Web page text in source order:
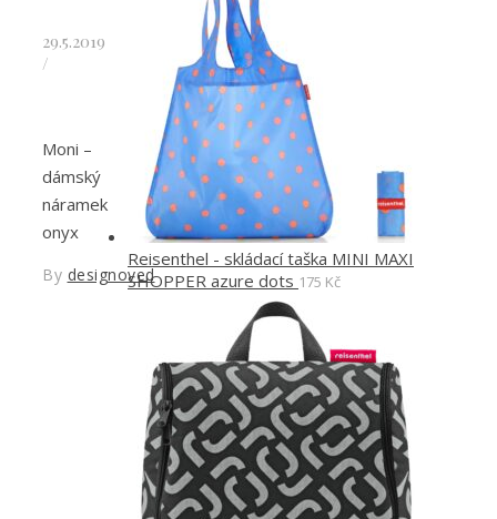
29.5.2019
/
Moni –
dámský
náramek
onyx
By designoved
Reisenthel - skládací taška MINI MAXI
SHOPPER azure dots 175 Kč